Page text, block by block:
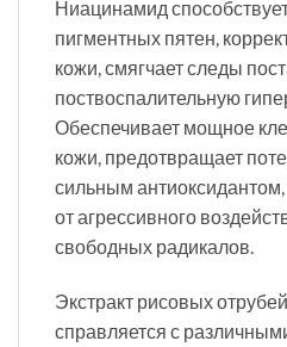
Ниацинамид
пигментных пятен,
кожи, смягчает следы
поствоспалительную
Обеспечивает мощное
кожи, предотвращает
сильным
от агрессивного
свободных радикалов.
Экстракт рисовых
справляется с